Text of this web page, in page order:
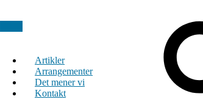
Artikler
Arrangementer
Det mener vi
Kontakt